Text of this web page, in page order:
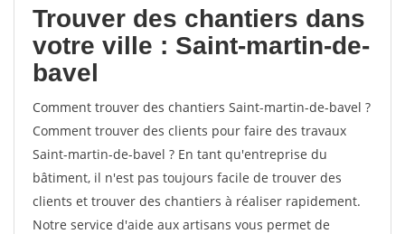
Trouver des chantiers dans
votre ville : Saint-martin-de-
bavel
Comment trouver des chantiers Saint-martin-de-bavel ?
Comment trouver des clients pour faire des travaux
Saint-martin-de-bavel ? En tant qu'entreprise du
bâtiment, il n'est pas toujours facile de trouver des
clients et trouver des chantiers à réaliser rapidement.
Notre service d'aide aux artisans vous permet de